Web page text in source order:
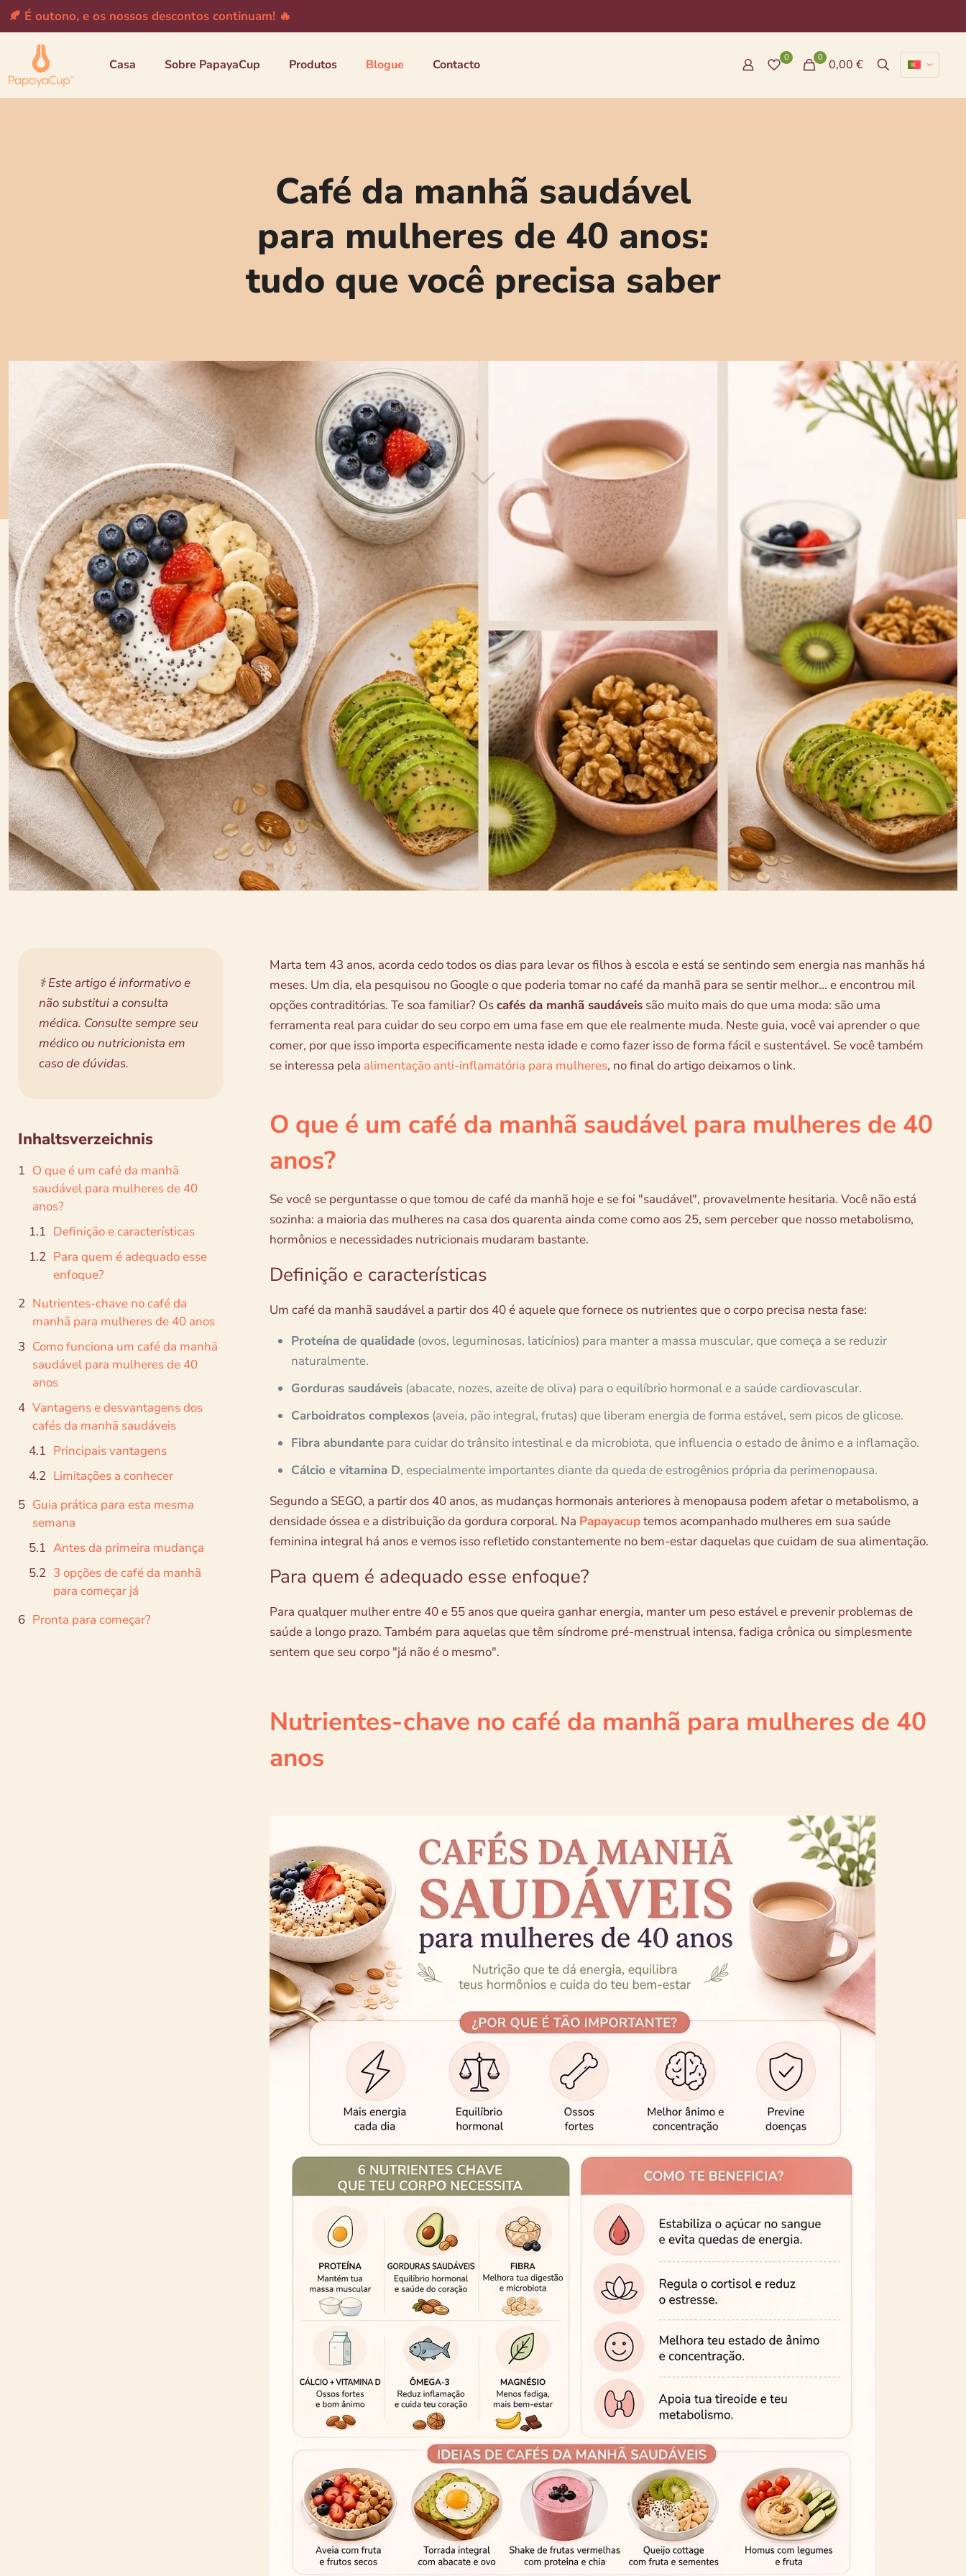
🍂 É outono, e os nossos descontos continuam! 🔥
Casa Sobre PapayaCup Produtos Blogue Contacto 0 0 0,00 €
Café da manhã saudável
para mulheres de 40 anos:
tudo que você precisa saber
⚕️ Este artigo é informativo e
não substitui a consulta
médica. Consulte sempre seu
médico ou nutricionista em
caso de dúvidas.
Inhaltsverzeichnis
O que é um café da manhã
saudável para mulheres de 40
anos?
Definição e características
Para quem é adequado esse
enfoque?
Nutrientes-chave no café da
manhã para mulheres de 40 anos
Como funciona um café da manhã
saudável para mulheres de 40
anos
Vantagens e desvantagens dos
cafés da manhã saudáveis
Principais vantagens
Limitações a conhecer
Guia prática para esta mesma
semana
Antes da primeira mudança
3 opções de café da manhã
para começar já
Pronta para começar?
Marta tem 43 anos, acorda cedo todos os dias para levar os filhos à escola e está se sentindo sem energia nas manhãs há
meses. Um dia, ela pesquisou no Google o que poderia tomar no café da manhã para se sentir melhor... e encontrou mil
opções contraditórias. Te soa familiar? Oscafés da manhã saudáveissão muito mais do que uma moda: são uma
ferramenta real para cuidar do seu corpo em uma fase em que ele realmente muda. Neste guia, você vai aprender o que
comer, por que isso importa especificamente nesta idade e como fazer isso de forma fácil e sustentável. Se você também
se interessa pela alimentação anti-inflamatória para mulheres, no final do artigo deixamos o link.
O que é um café da manhã saudável para mulheres de 40
anos?
Se você se perguntasse o que tomou de café da manhã hoje e se foi "saudável", provavelmente hesitaria. Você não está
sozinha: a maioria das mulheres na casa dos quarenta ainda come como aos 25, sem perceber que nosso metabolismo,
hormônios e necessidades nutricionais mudaram bastante.
Definição e características
Um café da manhã saudável a partir dos 40 é aquele que fornece os nutrientes que o corpo precisa nesta fase:
Proteína de qualidade(ovos, leguminosas, laticínios) para manter a massa muscular, que começa a se reduzir
naturalmente.
Gorduras saudáveis(abacate, nozes, azeite de oliva) para o equilíbrio hormonal e a saúde cardiovascular.
Carboidratos complexos(aveia, pão integral, frutas) que liberam energia de forma estável, sem picos de glicose.
Fibra abundantepara cuidar do trânsito intestinal e da microbiota, que influencia o estado de ânimo e a inflamação.
Cálcio e vitamina D, especialmente importantes diante da queda de estrogênios própria da perimenopausa.
Segundo a SEGO, a partir dos 40 anos, as mudanças hormonais anteriores à menopausa podem afetar o metabolismo, a
densidade óssea e a distribuição da gordura corporal. Na Papayacuptemos acompanhado mulheres em sua saúde
feminina integral há anos e vemos isso refletido constantemente no bem-estar daquelas que cuidam de sua alimentação.
Para quem é adequado esse enfoque?
Para qualquer mulher entre 40 e 55 anos que queira ganhar energia, manter um peso estável e prevenir problemas de
saúde a longo prazo. Também para aquelas que têm síndrome pré-menstrual intensa, fadiga crônica ou simplesmente
sentem que seu corpo "já não é o mesmo".
Nutrientes-chave no café da manhã para mulheres de 40
anos